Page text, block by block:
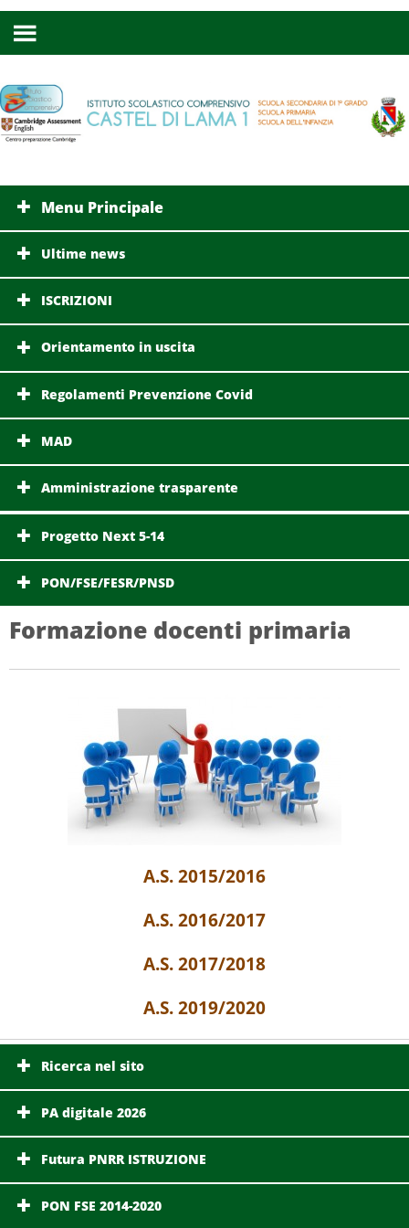
Menu Principale
Ultime news
ISCRIZIONI
Orientamento in uscita
Regolamenti Prevenzione Covid
MAD
Amministrazione trasparente
Progetto Next 5-14
PON/FSE/FESR/PNSD
Formazione docenti primaria
A.S. 2015/2016
A.S. 2016/2017
A.S. 2017/2018
A.S. 2019/2020
Ricerca nel sito
PA digitale 2026
Futura PNRR ISTRUZIONE
PON FSE 2014-2020